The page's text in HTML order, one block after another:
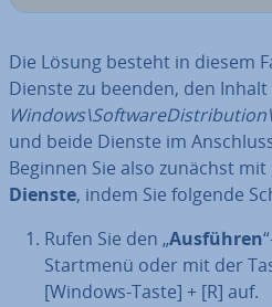
Die Lösung besteht in diesem
Dienste zu beenden, den
und beide Dienste im
Beginnen Sie also zunächst mit
Dienste, indem Sie folgende
Rufen Sie den „Ausführen
Startmenü oder mit der
[Windows-Taste] + [R] auf.